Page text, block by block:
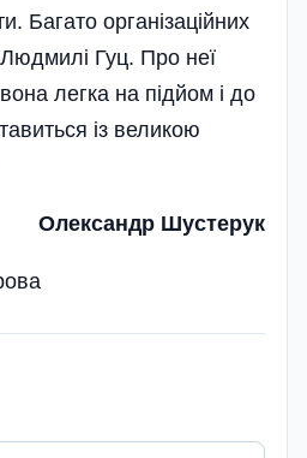
Багато організаційних
Гуц. Про неї
легка на підйом і до
із великою
Олександр Шустерук